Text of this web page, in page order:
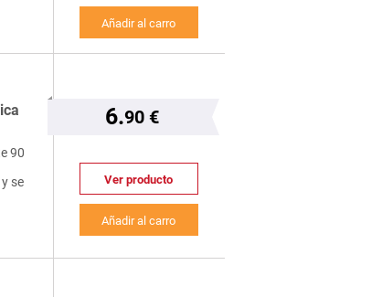
Añadir al carro
90
se
6.90 €
Ver producto
Añadir al carro